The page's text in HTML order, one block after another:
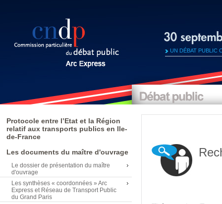
UN DÉBAT PUBLIC
Protocole entre l’Etat et la Région
relatif aux transports publics en Ile-
de-France
Les documents du maître d'ouvrage
Le dossier de présentation du maître
d'ouvrage
Les synthèses « coordonnées » Arc
Express et Réseau de Transport Public
du Grand Paris